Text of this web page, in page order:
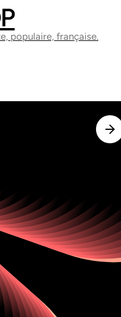
populaire, française.